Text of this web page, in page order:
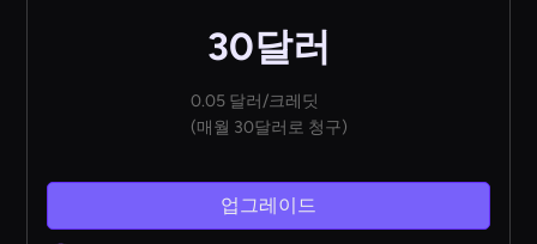
30달러
0.05 달러/크레딧
(매월 30달러로 청구)
업그레이드